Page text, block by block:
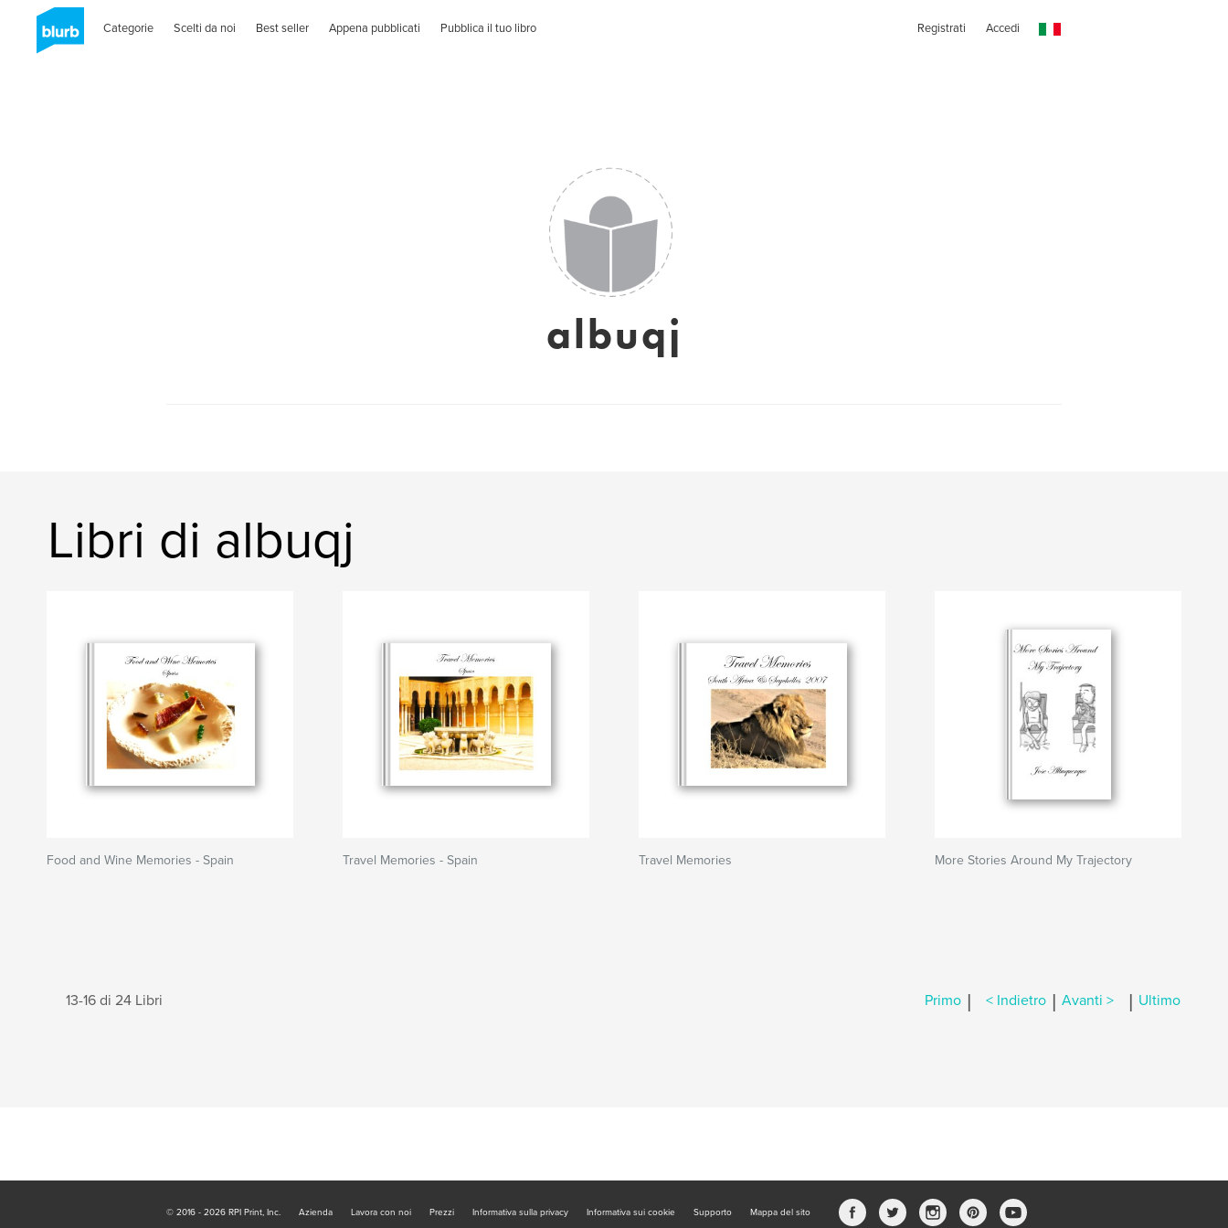
Categorie Scelti da noi Best seller Appena pubblicati Pubblica il tuo libro Registrati Accedi
albuqj
Libri di albuqj
Food and Wine Memories - Spain Travel Memories - Spain Travel Memories More Stories Around My Trajectory
13-16 di 24 Libri Primo | < Indietro | Avanti > | Ultimo
© 2016 - 2026 RPI Print, Inc. Azienda Lavora con noi Prezzi Informativa sulla privacy Informativa sui cookie Supporto Mappa del sito